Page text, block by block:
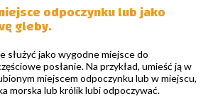
odpoczynku lub jako
gleby.
służyć jako wygodne miejsce do
posłanie. Na przykład, umieść ją w
miejscem odpoczynku lub w miejscu,
morska lub królik lubi odpoczywać.